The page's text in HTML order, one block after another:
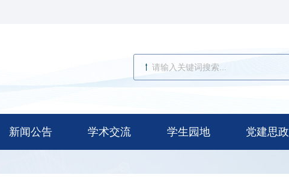
新闻公告 学术交流 学生园地 党建思政